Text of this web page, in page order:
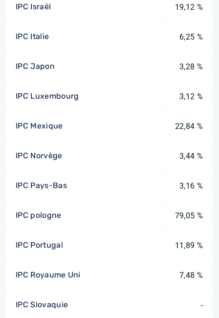
IPC Israël 19,12 %
IPC Italie 6,25 %
IPC Japon 3,28 %
IPC Luxembourg 3,12 %
IPC Mexique 22,84 %
IPC Norvège 3,44 %
IPC Pays-Bas 3,16 %
IPC pologne 79,05 %
IPC Portugal 11,89 %
IPC Royaume Uni 7,48 %
IPC Slovaquie -